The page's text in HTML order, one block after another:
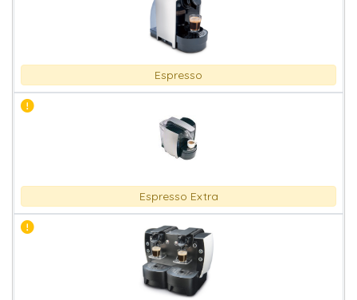
Espresso
Espresso Extra